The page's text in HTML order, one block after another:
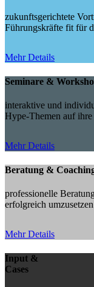
zukunftsgerichtete
Führungskräfte fit für
Mehr Details
Seminare &
interaktive und
Hype-Themen auf
Mehr Details
Beratung &
professionelle
erfolgreich
Mehr Details
Input &
Cases